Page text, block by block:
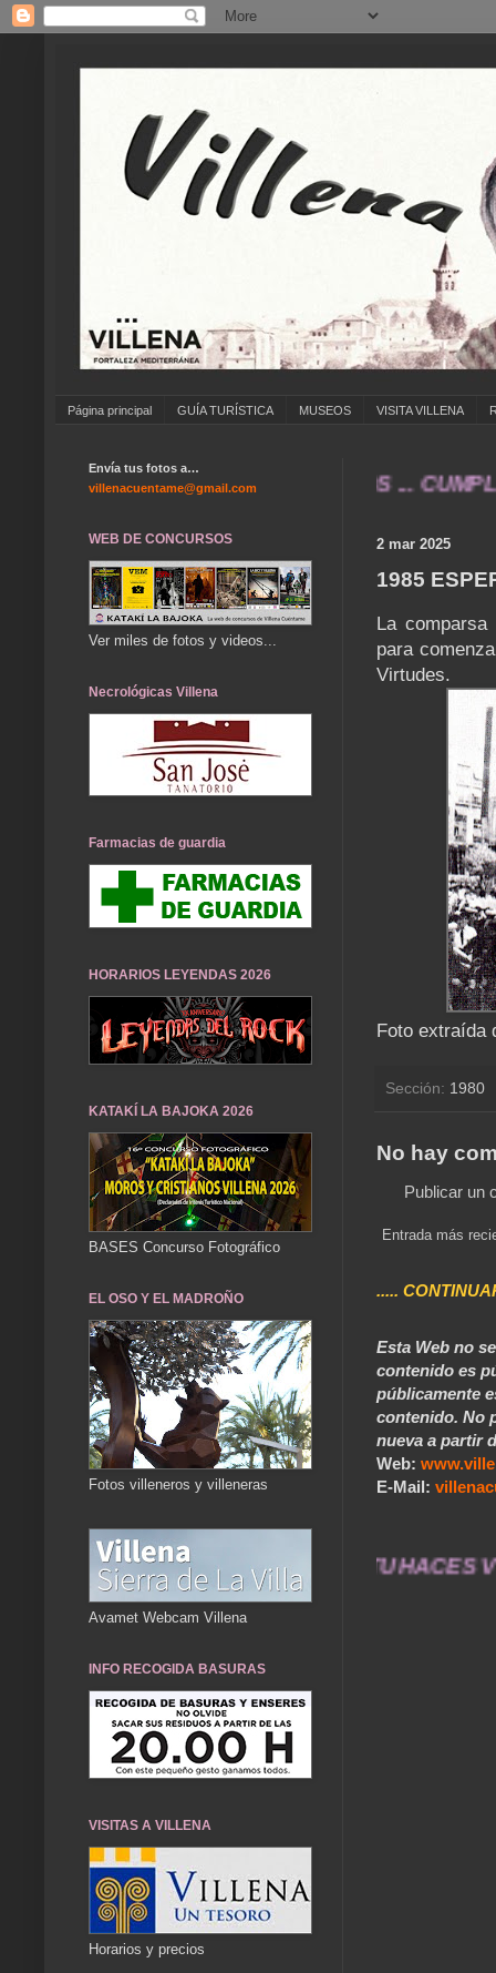
Página principal GUÍA TURÍSTICA MUSEOS VISITA VILLENA
ANTIGUAS DE ... COLEGIOS ...
2 mar 2025
1985
La
para
Virtudes.
Foto extraída
Sección: 1980
No hay
Publicar un
Entrada más
.....
Esta Web no
contenido es
públicamente
contenido. No
nueva a partir
Web:
E-Mail:
durarán toda una vida .... TÚ HACES VILLENA
Envía tus fotos a…
villenacuentame@gmail.com
WEB DE CONCURSOS
Ver miles de fotos y videos...
Necrológicas Villena
Farmacias de guardia
HORARIOS LEYENDAS 2026
KATAKÍ LA BAJOKA 2026
BASES Concurso Fotográfico
EL OSO Y EL MADROÑO
Fotos villeneros y villeneras
Avamet Webcam Villena
INFO RECOGIDA BASURAS
VISITAS A VILLENA
Horarios y precios